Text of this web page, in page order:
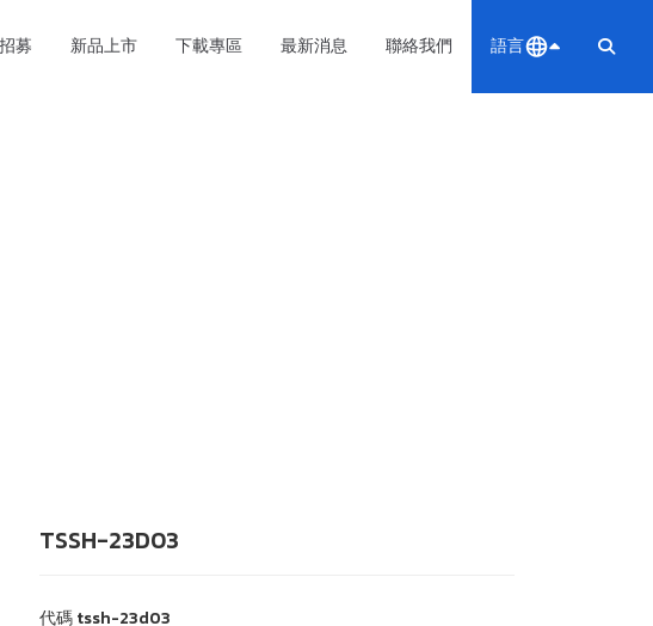
募 新品上市 下載專區 最新消息 聯絡我們 語言
TSSH-23D03
代碼tssh-23d03